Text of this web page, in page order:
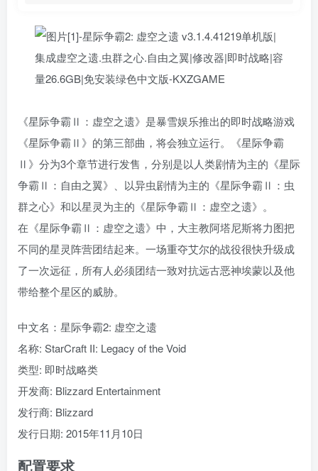
《星际争霸Ⅱ：虚空之遗》是暴雪娱乐推出的即时战略游戏
《星际争霸Ⅱ》的第三部曲，将会独立运行。《星际争霸
Ⅱ》分为3个章节进行发售，分别是以人类剧情为主的《星际
争霸Ⅱ：自由之翼》、以异虫剧情为主的《星际争霸Ⅱ：虫
群之心》和以星灵为主的《星际争霸Ⅱ：虚空之遗》。
在《星际争霸Ⅱ：虚空之遗》中，大主教阿塔尼斯将力图把
不同的星灵阵营团结起来。一场重夺艾尔的战役很快升级成
了一次远征，所有人必须团结一致对抗远古恶神埃蒙以及他
带给整个星区的威胁。
中文名：星际争霸2: 虚空之遗
名称: StarCraft II: Legacy of the Void
类型: 即时战略类
开发商: Blizzard Entertainment
发行商: Blizzard
发行日期: 2015年11月10日
配置要求